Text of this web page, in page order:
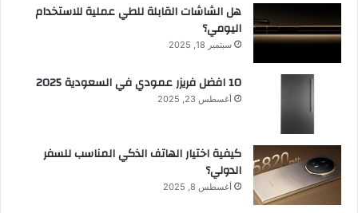
هل الشاشات القابلة للطي عملية للاستخدام
اليومي؟
سبتمبر 18, 2025
10 افضل فريزر عمودي​ في السعودية​ 2025
أغسطس 23, 2025
كيفية اختيار الهاتف الذكي المناسب للسفر
الدولي؟
أغسطس 8, 2025